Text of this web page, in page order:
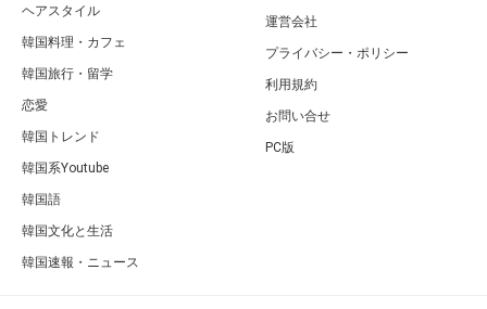
ヘアスタイル
韓国料理・カフェ
韓国旅行・留学
恋愛
韓国トレンド
韓国系Youtube
韓国語
韓国文化と生活
韓国速報・ニュース
運営会社
プライバシー・ポリシー
利用規約
お問い合せ
PC版